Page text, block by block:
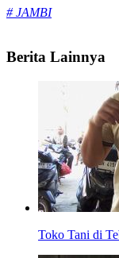
# JAMBI
Berita Lainnya
Toko Tani di